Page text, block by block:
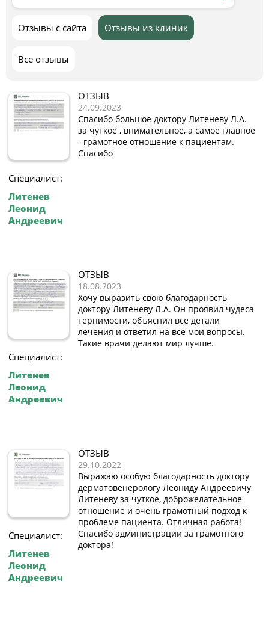
Отзывы с сайта Отзывы из клиник
Все отзывы
Специалист:
Литенев
Леонид
Андреевич
ОТЗЫВ
24.09.2023
Спасибо большое доктору Литеневу Л.А.
за чуткое , внимательное, а самое главное
- грамотное отношение к пациентам.
Спасибо
Специалист:
Литенев
Леонид
Андреевич
ОТЗЫВ
18.08.2023
Хочу выразить свою благодарность
доктору Литеневу Л.А. Он проявил чудеса
терпимости, объяснил все детали
лечения и ответил на все мои вопросы.
Такие врачи делают мир лучше.
Специалист:
Литенев
Леонид
Андреевич
ОТЗЫВ
29.10.2022
Выражаю особую благодарность доктору
дерматовенерологу Леониду Андреевичу
Литеневу за чуткое, доброжелательное
отношение и очень грамотный подход к
проблеме пациента. Отличная работа!
Спасибо администрации за грамотного
доктора!